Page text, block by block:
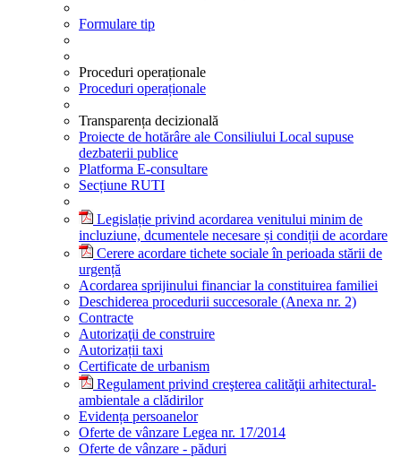
Formulare tip
Proceduri operaționale
Proceduri operaționale
Transparența decizională
Proiecte de hotărâre ale Consiliului Local supuse
dezbaterii publice
Platforma E-consultare
Secțiune RUTI
Legislație privind acordarea venitului minim de
incluziune, dcumentele necesare și condiții de acordare
Cerere acordare tichete sociale în perioada stării de
urgență
Acordarea sprijinului financiar la constituirea familiei
Deschiderea procedurii succesorale (Anexa nr. 2)
Contracte
Autorizaţii de construire
Autorizații taxi
Certificate de urbanism
Regulament privind creşterea calităţii arhitectural-
ambientale a clădirilor
Evidența persoanelor
Oferte de vânzare Legea nr. 17/2014
Oferte de vânzare - păduri